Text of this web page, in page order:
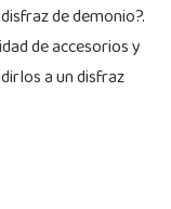
de demonio?.
de accesorios y
a un disfraz